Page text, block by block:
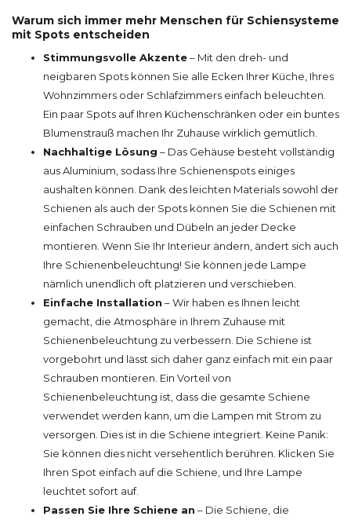
Warum sich immer mehr Menschen für Schiensysteme
mit Spots entscheiden
Stimmungsvolle Akzente– Mit den dreh- und
neigbaren Spots können Sie alle Ecken Ihrer Küche, Ihres
Wohnzimmers oder Schlafzimmers einfach beleuchten.
Ein paar Spots auf Ihren Küchenschränken oder ein buntes
Blumenstrauß machen Ihr Zuhause wirklich gemütlich.
Nachhaltige Lösung – Das Gehäuse besteht vollständig
aus Aluminium, sodass Ihre Schienenspots einiges
aushalten können. Dank des leichten Materials sowohl der
Schienen als auch der Spots können Sie die Schienen mit
einfachen Schrauben und Dübeln an jeder Decke
montieren. Wenn Sie Ihr Interieur ändern, ändert sich auch
Ihre Schienenbeleuchtung! Sie können jede Lampe
nämlich unendlich oft platzieren und verschieben.
Einfache Installation – Wir haben es Ihnen leicht
gemacht, die Atmosphäre in Ihrem Zuhause mit
Schienenbeleuchtung zu verbessern. Die Schiene ist
vorgebohrt und lässt sich daher ganz einfach mit ein paar
Schrauben montieren. Ein Vorteil von
Schienenbeleuchtung ist, dass die gesamte Schiene
verwendet werden kann, um die Lampen mit Strom zu
versorgen. Dies ist in die Schiene integriert. Keine Panik:
Sie können dies nicht versehentlich berühren. Klicken Sie
Ihren Spot einfach auf die Schiene, und Ihre Lampe
leuchtet sofort auf.
Passen Sie Ihre Schiene an – Die Schiene, die